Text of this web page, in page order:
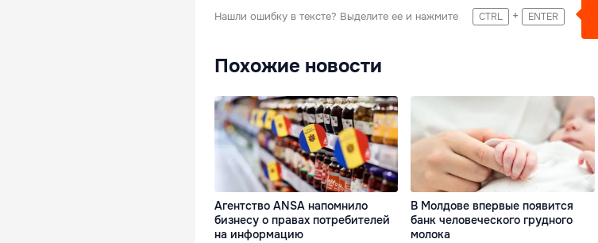
Нашли ошибку в тексте? Выделите ее и нажмите CTRL + ENTER
Похожие новости
Агентство ANSA напомнило
бизнесу о правах потребителей
на информацию
В Молдове впервые появится
банк человеческого грудного
молока